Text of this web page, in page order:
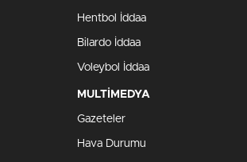
Hentbol İddaa
Bilardo İddaa
Voleybol İddaa
MULTİMEDYA
Gazeteler
Hava Durumu